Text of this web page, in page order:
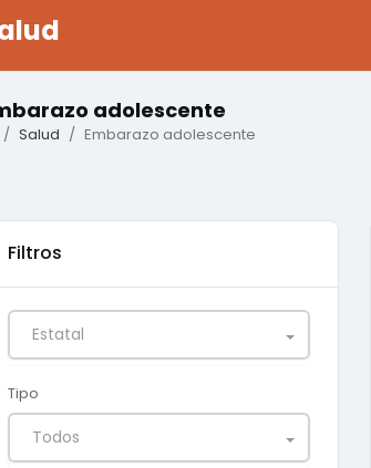
adolescente
Salud Embarazo adolescente
Filtros
Estatal
Tipo
Todos